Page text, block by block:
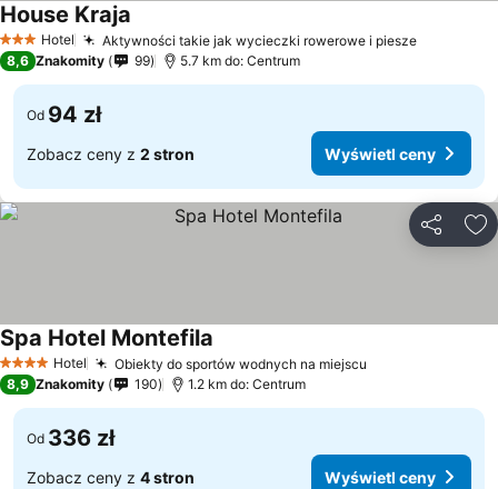
3 Kategoria
Hotel Aktywności takie jak wycieczki rowerowe i piesze
House Kraja
8,6 Znakomity 99 5.7 km do: Centrum
Od 94 zł
Zobacz ceny z 2 stron Wyświetl ceny
4 KategoriaHotel Obiekty do sportów wodnych na miejscu
Spa Hotel Montefila
8,9 Znakomity 190 1.2 km do: Centrum
Od 336 zł
Zobacz ceny z 4 stron Wyświetl ceny